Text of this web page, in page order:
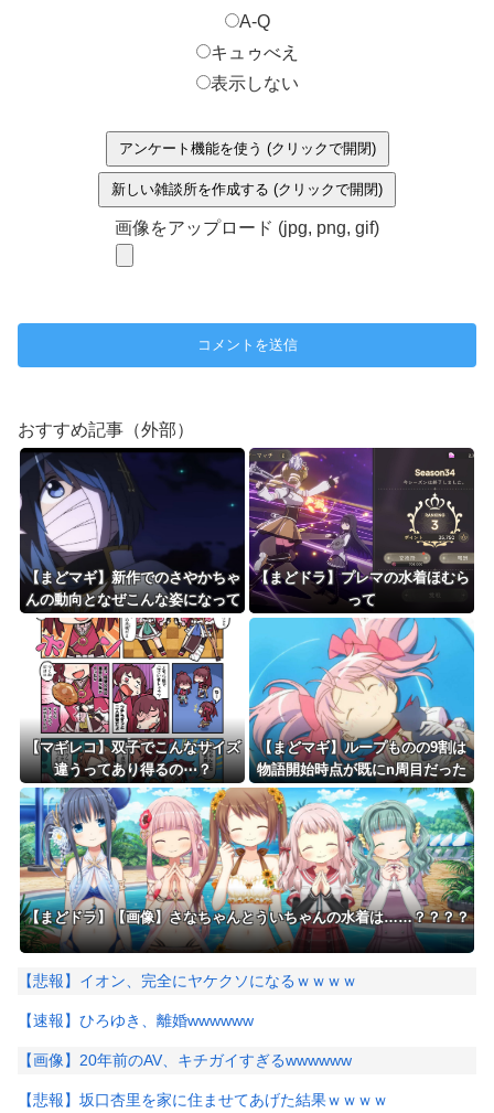
A-Q
キュゥべえ
表示しない
アンケート機能を使う (クリックで開閉)
新しい雑談所を作成する (クリックで開閉)
画像をアップロード (jpg, png, gif)
おすすめ記事（外部）
【まどマギ】新作でのさやかちゃ
んの動向となぜこんな姿になって
いるのかが気になる
【まどドラ】プレマの水着ほむら
って
【マギレコ】双子でこんなサイズ
違うってあり得るの⋯？
【まどマギ】ループものの9割は
物語開始時点が既にn周目だった
って仕掛けがあるよね
【まどドラ】【画像】さなちゃんとういちゃんの水着は……？？？？
【悲報】イオン、完全にヤケクソになるｗｗｗｗ
【速報】ひろゆき、離婚wwwwww
【画像】20年前のAV、キチガイすぎるwwwwww
【悲報】坂口杏里を家に住ませてあげた結果ｗｗｗｗ